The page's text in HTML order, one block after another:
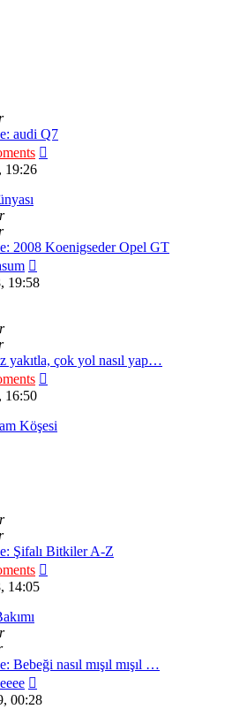
audi Q7
19:26
2008 Koenigseder Opel GT
mesajı
19:58
yakıtla, çok yol nasıl yap…
16:50
Köşesi
Şifalı Bitkiler A-Z
14:05
Bebeği nasıl mışıl mışıl …
mesajı
00:28